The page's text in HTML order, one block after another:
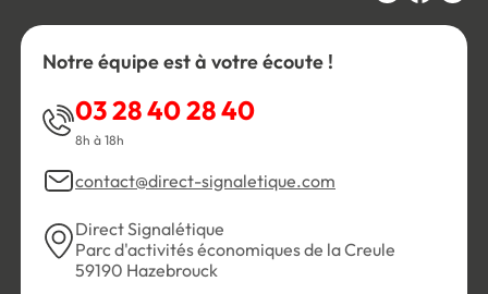
Notre équipe est à votre écoute !
03 28 40 28 40
8h à 18h
contact@direct-signaletique.com
Direct Signalétique
Parc d'activités économiques de la Creule
59190 Hazebrouck